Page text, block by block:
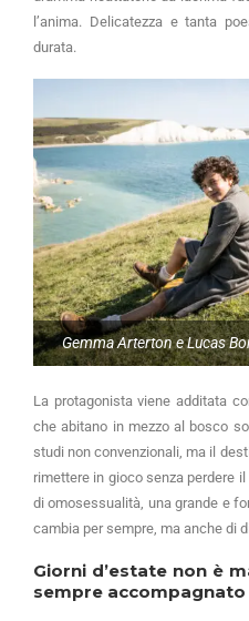
l’anima. Delicatezza e tanta
durata.
Gemma Arterton e Lucas
La protagonista viene additata
che abitano in mezzo al bosco
studi non convenzionali, ma il
rimettere in gioco senza perdere
di omosessualità, una grande e
cambia per sempre, ma anche di
Giorni d’estate non è
sempre accompagnato